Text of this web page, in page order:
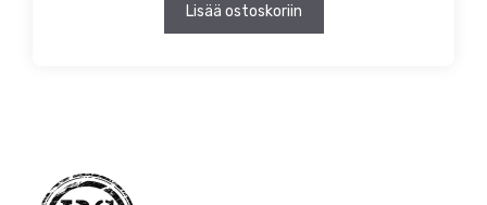
Lisää ostoskoriin